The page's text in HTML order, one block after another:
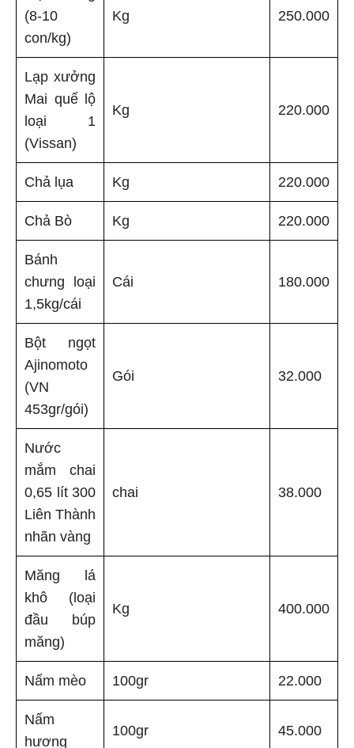
(8-10
con/kg)
Kg 250.000
Lạp xưởng
Mai quế lộ
loại 1
(Vissan)
Kg 220.000
Chả lụa Kg 220.000
Chả Bò Kg 220.000
Bánh
chưng loại
1,5kg/cái
Cái 180.000
Bột ngọt
Ajinomoto
(VN
453gr/gói)
Gói 32.000
Nước
mắm chai
0,65 lít 300
Liên Thành
nhãn vàng
chai 38.000
Măng lá
khô (loại
đầu búp
măng)
Kg 400.000
Nấm mèo 100gr 22.000
Nấm
hương
100gr 45.000